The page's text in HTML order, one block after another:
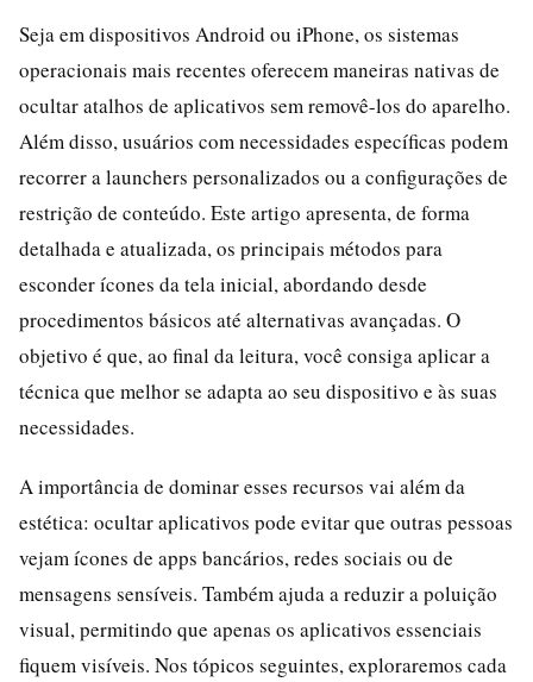
Seja em dispositivos Android ou iPhone, os sistemas
operacionais mais recentes oferecem maneiras nativas de
ocultar atalhos de aplicativos sem removê-los do aparelho.
Além disso, usuários com necessidades específicas podem
recorrer a launchers personalizados ou a configurações de
restrição de conteúdo. Este artigo apresenta, de forma
detalhada e atualizada, os principais métodos para
esconder ícones da tela inicial, abordando desde
procedimentos básicos até alternativas avançadas. O
objetivo é que, ao final da leitura, você consiga aplicar a
técnica que melhor se adapta ao seu dispositivo e às suas
necessidades.
A importância de dominar esses recursos vai além da
estética: ocultar aplicativos pode evitar que outras pessoas
vejam ícones de apps bancários, redes sociais ou de
mensagens sensíveis. Também ajuda a reduzir a poluição
visual, permitindo que apenas os aplicativos essenciais
fiquem visíveis. Nos tópicos seguintes, exploraremos cada